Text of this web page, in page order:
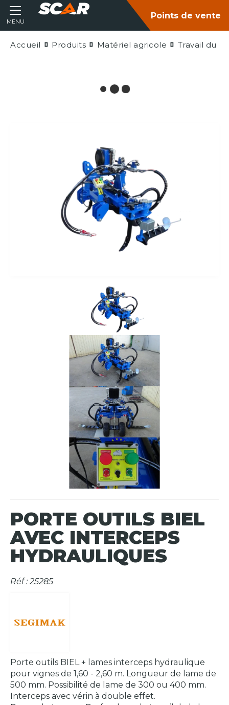
MENU
Points de vente
Accueil Produits Matériel agricole Travail du
PORTE OUTILS BIEL
AVEC INTERCEPS
HYDRAULIQUES
Réf : 25285
Porte outils BIEL + lames interceps hydraulique
pour vignes de 1,60 - 2,60 m. Longueur de lame de
500 mm. Possibilité de lame de 300 ou 400 mm.
Interceps avec vérin à double effet.